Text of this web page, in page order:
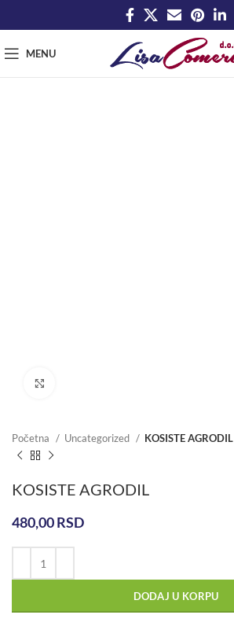
MENU
Početna Uncategorized KOSISTE AGRODIL
KOSISTE AGRODIL
480,00RSD
DODAJ U KORPU